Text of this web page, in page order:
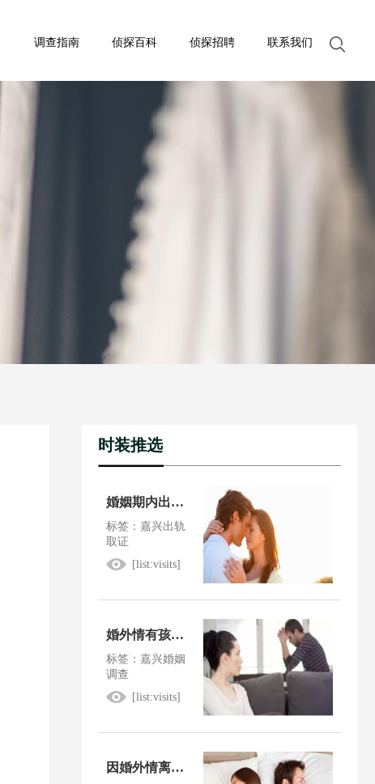
调查指南 侦探百科 侦探招聘 联系我们
时装推选
婚姻期内出轨法院会怎么判
标签：嘉兴出轨
取证
[list:visits]
婚外情有孩子了犯法吗
标签：嘉兴婚姻
调查
[list:visits]
因婚外情离婚怎么判